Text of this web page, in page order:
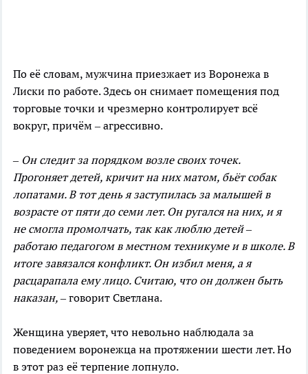
По её словам, мужчина приезжает из Воронежа в
Лиски по работе. Здесь он снимает помещения под
торговые точки и чрезмерно контролирует всё
вокруг, причём – агрессивно.
– Он следит за порядком возле своих точек.
Прогоняет детей, кричит на них матом, бьёт собак
лопатами. В тот день я заступилась за малышей в
возрасте от пяти до семи лет. Он ругался на них, и я
не смогла промолчать, так как люблю детей –
работаю педагогом в местном техникуме и в школе. В
итоге завязался конфликт. Он избил меня, а я
расцарапала ему лицо. Считаю, что он должен быть
наказан, – говорит Светлана.
Женщина уверяет, что невольно наблюдала за
поведением воронежца на протяжении шести лет. Но
в этот раз её терпение лопнуло.